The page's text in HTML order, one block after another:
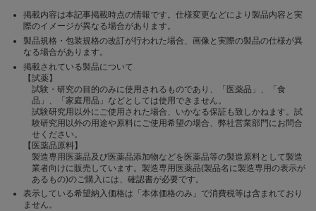
掲載内容は本記事掲載時点の情報です。仕様変更などにより製品内容と実
際のイメージが異なる場合があります。
製品規格・包装規格の改訂が行われた場合、画像と実際の製品の仕様が異
なる場合があります。
掲載されている製品について
【試薬】
試験・研究の目的のみに使用されるものであり、「医薬品」、「食
品」、「家庭用品」などとしては使用できません。
試験研究用以外にご使用された場合、いかなる保証も致しかねます。試
験研究用以外の用途や原料にご使用希望の場合、弊社営業部門にお問合
せください。
【医薬品原料】
製造専用医薬品及び医薬品添加物などを医薬品等の製造原料として製造
業者向けに販売しています。製造専用医薬品(製品名に製造専用の表示が
あるもの)のご購入には、確認書が必要です。
表示している希望納入価格は「本体価格のみ」で消費税等は含まれており
ません。